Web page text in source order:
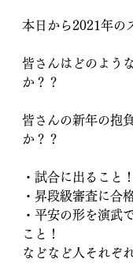
本日から2021年の
皆さんはどのよう
か？？
皆さんの新年の抱
か？？
・試合に出ること！
・昇段級審査に合
・平安の形を演武
こと！
などなど人それぞ